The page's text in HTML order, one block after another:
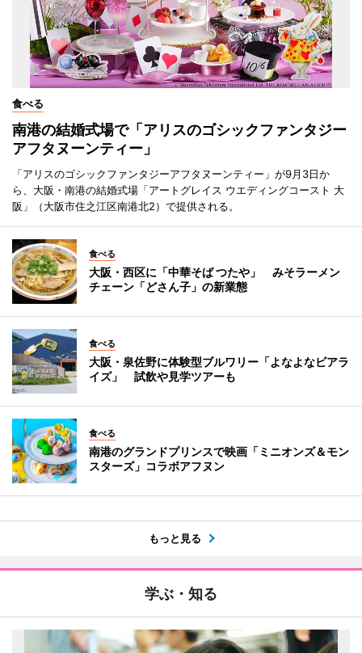
食べる
南港の結婚式場で「アリスのゴシックファンタジー
アフタヌーンティー」
「アリスのゴシックファンタジーアフタヌーンティー」が9月3日か
ら、大阪・南港の結婚式場「アートグレイス ウエディングコースト 大
阪」（大阪市住之江区南港北2）で提供される。
食べる
大阪・西区に「中華そば つたや」 みそラーメン
チェーン「どさん子」の新業態
食べる
大阪・泉佐野に体験型ブルワリー「よなよなビアラ
イズ」 試飲や見学ツアーも
食べる
南港のグランドプリンスで映画「ミニオンズ＆モン
スターズ」コラボアフヌン
もっと見る
学ぶ・知る